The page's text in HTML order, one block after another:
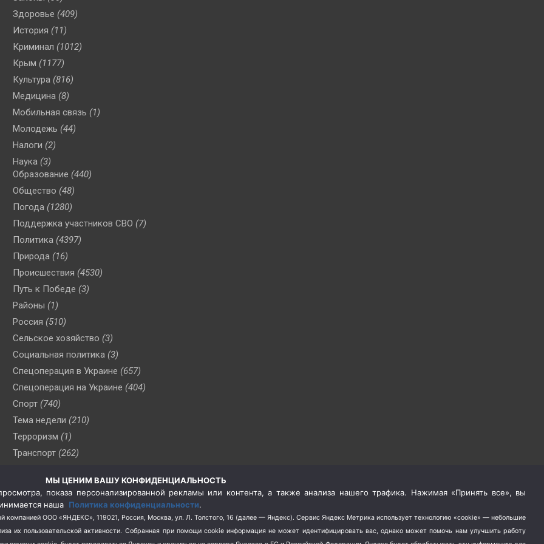
Здоровье (409)
История (11)
Криминал (1012)
Крым (1177)
Культура (816)
Медицина (8)
Мобильная связь (1)
Молодежь (44)
Налоги (2)
Наука (3)
Образование (440)
Общество (48)
Погода (1280)
Поддержка участников СВО (7)
Политика (4397)
Природа (16)
Происшествия (4530)
Путь к Победе (3)
Районы (1)
Россия (510)
Сельское хозяйство (3)
Социальная политика (3)
Спецоперация в Украине (657)
Спецоперация на Украине (404)
Спорт (740)
Тема недели (210)
Терроризм (1)
Транспорт (262)
(76)
Цены (2)
Школа и спорт (2)
Экология (8)
МЫ ЦЕНИМ ВАШУ КОНФИДЕНЦИАЛЬНОСТЬ
показа персонализированной рекламы или контента, а также анализа нашего трафика. Нажимая «Принять все», вы
наша Политика конфиденциальности.
компанией ООО «ЯНДЕКС», 119021, Россия, Москва, ул. Л. Толстого, 16 (далее — Яндекс). Сервис Яндекс Метрика использует технологию «cookie» — небольшие
их пользовательской активности. Собранная при помощи cookie информация не может идентифицировать вас, однако может помочь нам улучшить работу